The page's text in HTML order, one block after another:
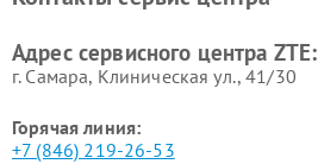
Адрес сервисного центра ZTE:
г. Самара, Клиническая ул., 41/30
Горячая линия:
+7 (846) 219-26-53